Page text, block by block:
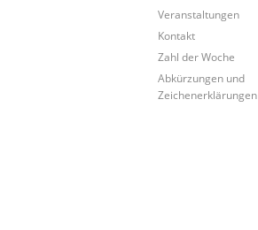
Veranstaltungen
Kontakt
Zahl der Woche
Abkürzungen und
Zeichenerklärungen